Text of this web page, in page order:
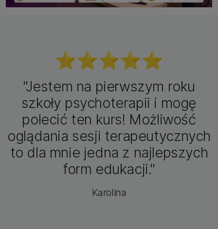
⭐️⭐️⭐️⭐️⭐️
"Jestem na pierwszym roku
szkoły psychoterapii i mogę
polecić ten kurs! Możliwość
oglądania sesji terapeutycznych
to dla mnie jedna z najlepszych
form edukacji."
Karolina